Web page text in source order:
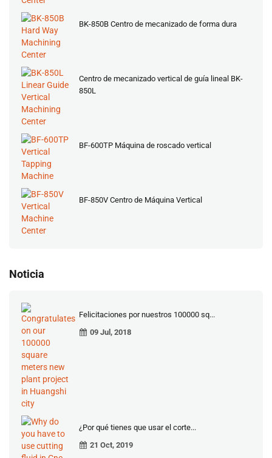
BK-850B Centro de mecanizado de forma dura
Centro de mecanizado vertical de guía lineal BK-
850L
BF-600TP Máquina de roscado vertical
BF-850V Centro de Máquina Vertical
Noticia
Felicitaciones por nuestros 100000 sq...
09 Jul, 2018
¿Por qué tienes que usar el corte...
21 Oct, 2019